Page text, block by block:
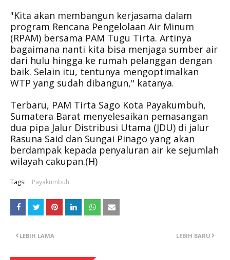
"Kita akan membangun kerjasama dalam
program Rencana Pengelolaan Air Minum
(RPAM) bersama PAM Tugu Tirta. Artinya
bagaimana nanti kita bisa menjaga sumber air
dari hulu hingga ke rumah pelanggan dengan
baik. Selain itu, tentunya mengoptimalkan
WTP yang sudah dibangun," katanya.
Terbaru, PAM Tirta Sago Kota Payakumbuh,
Sumatera Barat menyelesaikan pemasangan
dua pipa Jalur Distribusi Utama (JDU) di jalur
Rasuna Said dan Sungai Pinago yang akan
berdampak kepada penyaluran air ke sejumlah
wilayah cakupan.(H)
Tags: Payakumbuh
LEBIH BARU
LEBIH LAMA